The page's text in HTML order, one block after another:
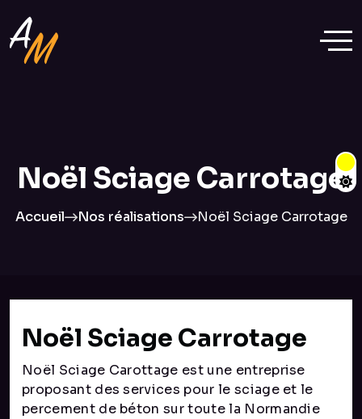
Noël Sciage Carrotage
Accueil Nos réalisations Noël Sciage Carrotage
Noël Sciage Carrotage
Noël Sciage Carottage est une entreprise
proposant des services pour le sciage et le
percement de béton sur toute la Normandie